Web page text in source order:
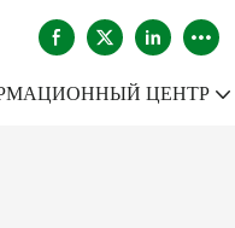
ЦЕНТР